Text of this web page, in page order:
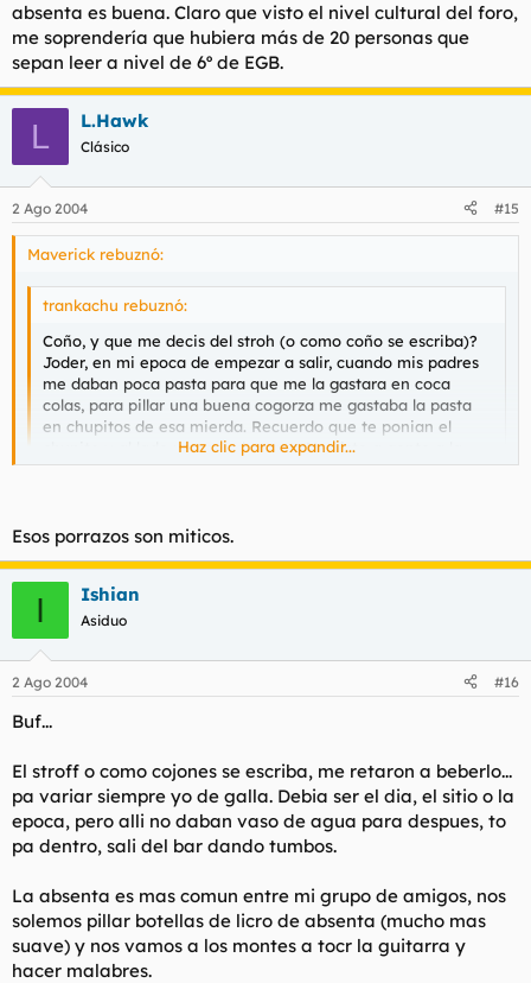
absenta es buena. Claro que visto el nivel cultural del foro,
me soprendería que hubiera más de 20 personas que
sepan leer a nivel de 6º de EGB.
L L.Hawk
Clásico
2 Ago 2004 #15
Maverick rebuznó:
trankachu rebuznó:
Coño, y que me decis del stroh (o como coño se escriba)?
Joder, en mi epoca de empezar a salir, cuando mis padres
me daban poca pasta para que me la gastara en coca
colas, para pillar una buena cogorza me gastaba la pasta
en chupitos de esa mierda. Recuerdo que te ponian el
chupito y al lado un vaso de agua. He visto a gente a la
que tal como le entraba le salia por la misma boca, he visto
Sin duda la bebida mas fuerte q he provado en mi vida, q
sensacion notar como te baja x la garganta hasta llegar al
estomago, yo tb he visto gente desplomarse despues de tomar
este chupito...
Haz clic para expandir...
Esos porrazos son miticos.
I Ishian
Asiduo
2 Ago 2004 #16
Buf...
El stroff o como cojones se escriba, me retaron a beberlo...
pa variar siempre yo de galla. Debia ser el dia, el sitio o la
epoca, pero alli no daban vaso de agua para despues, to
pa dentro, sali del bar dando tumbos.
La absenta es mas comun entre mi grupo de amigos, nos
solemos pillar botellas de licro de absenta (mucho mas
suave) y nos vamos a los montes a tocr la guitarra y
hacer malabres.